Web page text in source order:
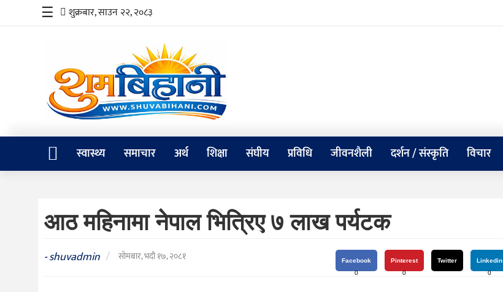
समाचार
संघीय
जीवनशैली
☰ शुक्रबार, साउन २२, २०८३
स्वास्थ्य समाचार अर्थ शिक्षा संघीय प्रविधि जीवनशैली दर्शन / संस्कृति विचार
आठ महिनामा नेपाल भित्रिए ७ लाख पर्यटक
-shuvadmin / सोमबार, भदौ १७, २०८१
Facebook
0
Pinterest
0
Twitter
Linkedin
0